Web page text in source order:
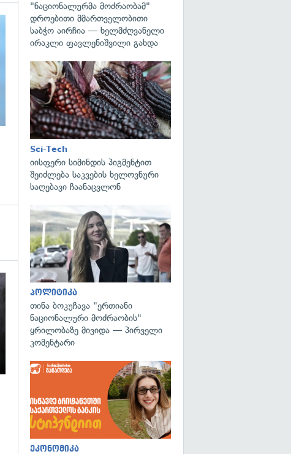
გადახედვა
"ნაციონალურმა მოძრაობამ"
დროებითი მმართველობითი
საბჭო აირჩია — ხელმძღვანელი
ირაკლი ფავლენიშვილი გახდა
Sci-Tech
იისფერი სიმინდის პიგმენტით
შეიძლება საკვების ხელოვნური
საღებავი ჩაანაცვლონ
პოლიტიკა
თინა ბოკუჩავა "ერთიანი
ნაციონალური მოძრაობის"
ყრილობაზე მივიდა — პირველი
კომენტარი
ეკონომიკა